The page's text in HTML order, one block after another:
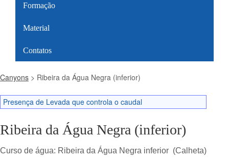
Formação
Material
Contatos
Canyons > Ribeira da Água Negra (inferior)
Presença de Levada que controla o caudal
Ribeira da Água Negra (inferior)
Curso de água: Ribeira da Água Negra inferior (Calheta)